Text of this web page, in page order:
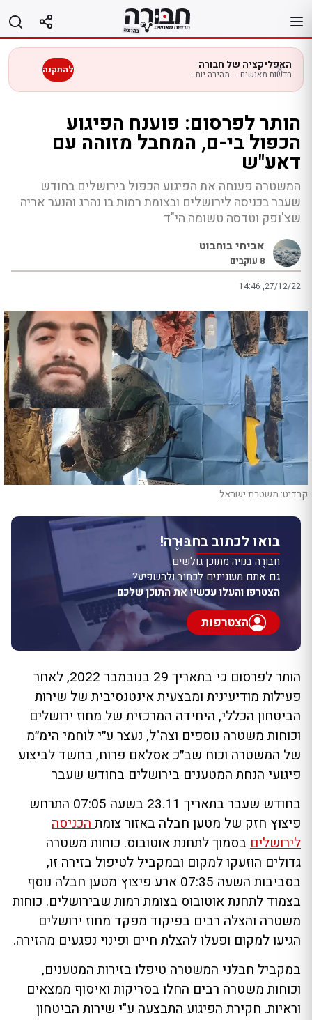
לתוכן
האפליקציה של חבורה
חדשות מאנשים — מהירה יותר בנייד להתקנה
הותר לפרסום: פוענח הפיגוע
הכפול בי-ם, המחבל מזוהה עם
דאע"ש
המשטרה פענחה את הפיגוע הכפול בירושלים בחודש
שעבר בכניסה לירושלים ובצומת רמות בו נהרג והנער אריה
שצ'ופק וטדסה טשומה הי"ד
אביחי בוחבוט
8 עוקבים
14:46 ,27/12/22
קרדיט: משטרת ישראל
בואו לכתוב בחבּוּרֶה!
חבּוּרֶה בנויה מתוכן גולשים.
גם אתם מעוניינים לכתוב ולהשפיע?
הצטרפו והעלו עכשיו את התוכן שלכם
הצטרפות
הותר לפרסום כי בתאריך 29 בנובמבר 2022, לאחר
פעילות מודיעינית ומבצעית אינטנסיבית של שירות
הביטחון הכללי, היחידה המרכזית של מחוז ירושלים
וכוחות משטרה נוספים וצה"ל, נעצר ע״י לוחמי הימ״מ
של המשטרה וכוח שב״כ אסלאם פרוח, בחשד לביצוע
פיגועי הנחת המטענים בירושלים בחודש שעבר
בחודש שעבר בתאריך 23.11 בשעה 07:05 התרחש
פיצוץ חזק של מטען חבלה באזור צומתהכניסה
לירושלים בסמוך לתחנת אוטובוס. כוחות משטרה
גדולים הוזעקו למקום ובמקביל לטיפול בזירה זו,
בסביבות השעה 07:35 ארע פיצוץ מטען חבלה נוסף
בצמוד לתחנת אוטובוס בצומת רמות שבירושלים. כוחות
משטרה והצלה רבים בפיקוד מפקד מחוז ירושלים
הגיעו למקום ופעלו להצלת חיים ופינוי נפגעים מהזירה.
במקביל חבלני המשטרה טיפלו בזירות המטענים,
וכוחות משטרה רבים החלו בסריקות ואיסוף ממצאים
וראיות. חקירת הפיגוע התבצעה ע"י שירות הביטחון